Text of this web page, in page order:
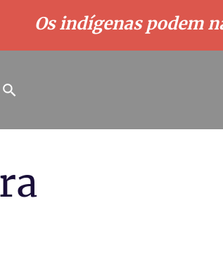
Os indígenas podem